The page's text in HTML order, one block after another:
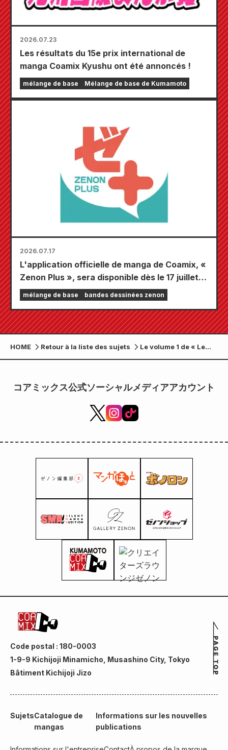
2026.07.23
Les résultats du 15e prix international de
manga Coamix Kyushu ont été annoncés !
mélange de base Mélange de base de Kumamoto
2026.07.17
L'application officielle de manga de Coamix, «
Zenon Plus », sera disponible dès le 17 juillet !
Elle regorge de fonctionnalités pour vous
divertir pleinement, notamment « Choisissez
votre premier chapitre gratuit » et « Mises à
jour quotidiennes » !
mélange de base bandes dessinées zenon
HOME Retour à la liste des sujets
Le volume 1 de « Le
magicien le plus fort
magicien de classe
コアミックス公式ソーシャルメディアアカウント
Code postal : 180-0003
1-9-9 Kichijoji Minamicho, Musashino City, Tokyo
Bâtiment Kichijoji Jizo
SujetsCatalogue de
mangas
Informations sur les nouvelles
publications